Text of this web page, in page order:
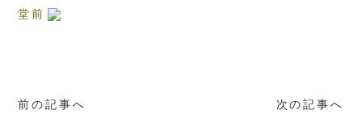
堂前
前の記事へ 次の記事へ